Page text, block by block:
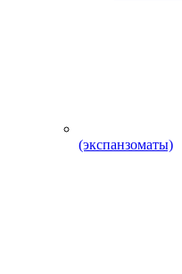
(экспанзоматы)